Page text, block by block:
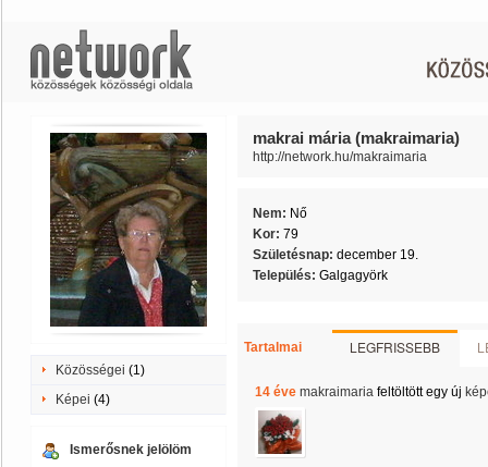
Közösségei (1)
Képei (4)
Ismerősnek jelölöm
makrai mária (makraimaria)
http://network.hu/makraimaria
Nem: Nő
Kor: 79
Születésnap: december 19.
Település: Galgagyörk
Tartalmai LEGFRISSEBB
14 éve makraimaria feltöltött egy új